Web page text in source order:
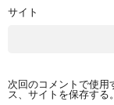
サイト
次回のコメントで使用
ス、サイトを保存する。